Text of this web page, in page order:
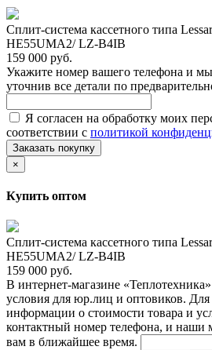
Сплит-система кассетного типа
HE55UMA2/ LZ-B4IB
159 000 руб.
Укажите номер вашего телефона и
уточнив все детали по
Я согласен на обработку моих
соответствии с политикой
Заказать покупку
×
Купить оптом
Сплит-система кассетного типа
HE55UMA2/ LZ-B4IB
159 000 руб.
В интернет-магазине
условия для юр.лиц и оптовиков. Для
информации о стоимости товара и
контактный номер телефона, и наши
вам в ближайшее время.